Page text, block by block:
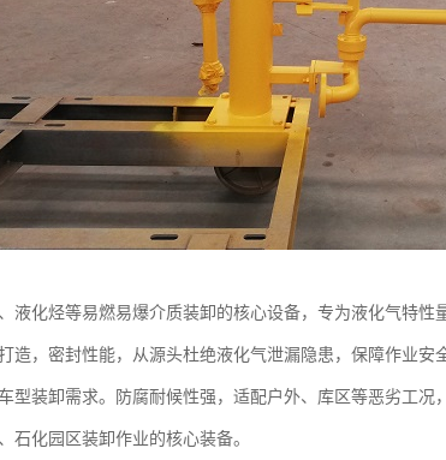
液化烃等易燃易爆介质装卸的核心设备，专为液化气特
造，密封性能，从源头杜绝液化气泄漏隐患，保障作业
型装卸需求。防腐耐候性强，适配户外、库区等恶劣工况
石化园区装卸作业的核心装备。